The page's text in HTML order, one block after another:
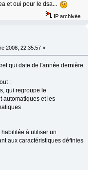
et oui pour le dsa...
IP archivée
2008, 22:35:57 »
qui date de l'année dernière.
:
qui regroupe le
automatiques et les
à utiliser un
aux caractéristiques définies